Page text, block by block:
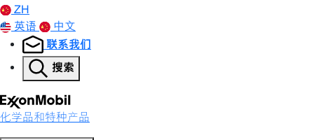
ZH
英语
中文
联系我们
搜索
化学品和特种产品